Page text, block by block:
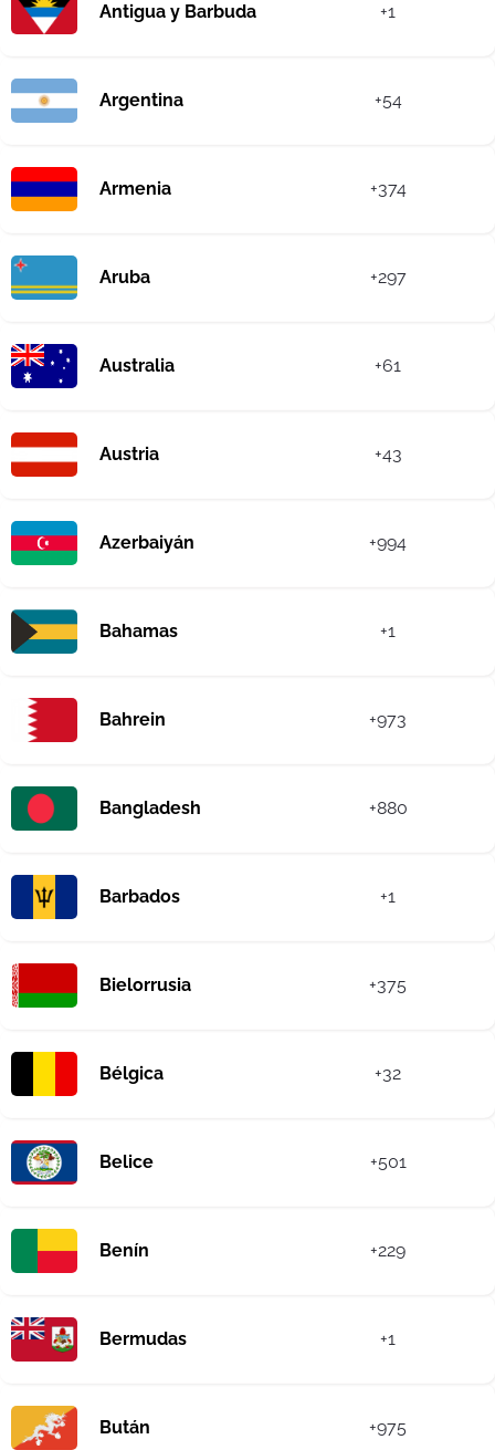
Antigua y Barbuda +1
Argentina +54
Armenia +374
Aruba +297
Australia +61
Austria +43
Azerbaiyán +994
Bahamas +1
Bahrein +973
Bangladesh +880
Barbados +1
Bielorrusia +375
Bélgica +32
Belice +501
Benín +229
Bermudas +1
Bután +975